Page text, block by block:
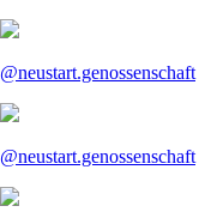
@neustart.genossenschaft
@neustart.genossenschaft